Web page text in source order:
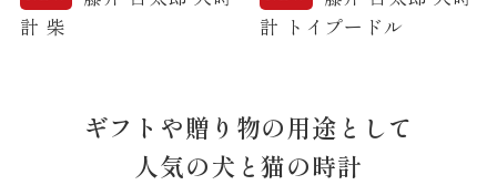
計 柴
計 トイプードル
ギフトや贈り物の用途として
人気の犬と猫の時計